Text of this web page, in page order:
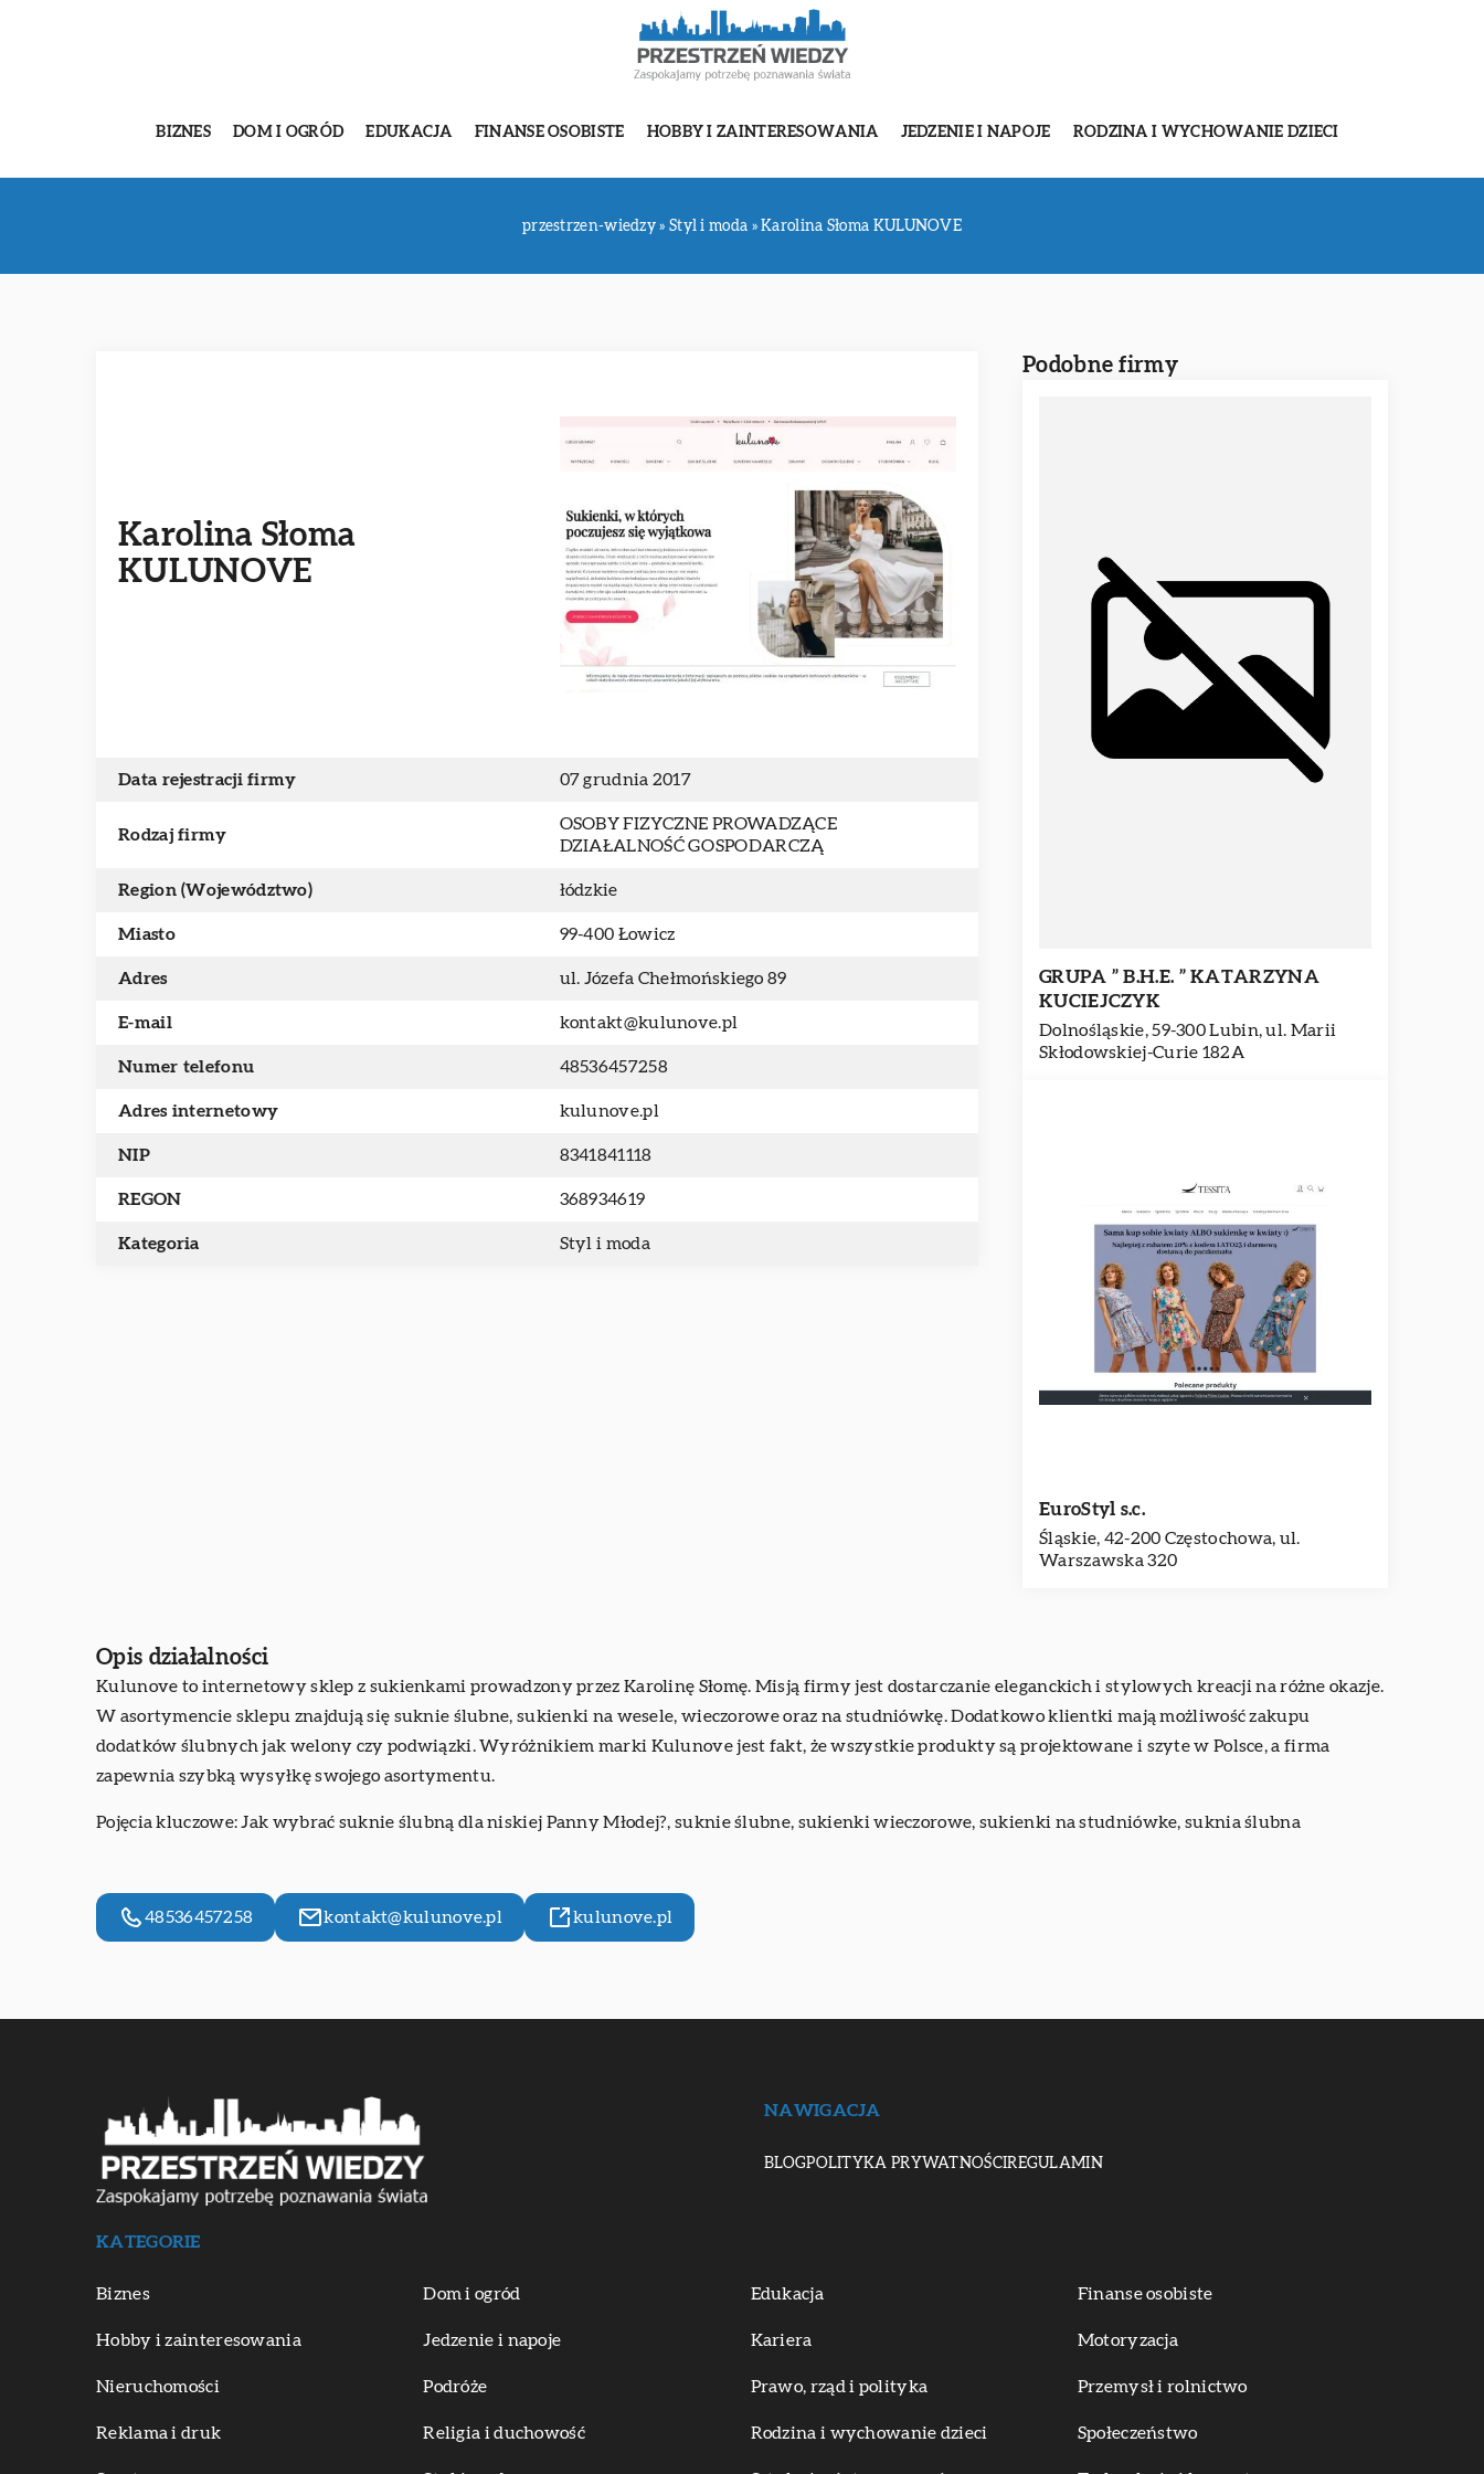
BIZNES DOM I OGRÓD EDUKACJA FINANSE OSOBISTE HOBBY I ZAINTERESOWANIA JEDZENIE I NAPOJE RODZINA I WYCHOWANIE DZIECI
przestrzen-wiedzy » Styl i moda »Karolina Słoma KULUNOVE
Karolina Słoma
KULUNOVE
Data rejestracji firmy 07 grudnia 2017
Rodzaj firmy
OSOBY FIZYCZNE PROWADZĄCE
DZIAŁALNOŚĆ GOSPODARCZĄ
Region (Województwo) łódzkie
Miasto 99-400 Łowicz
Adres ul. Józefa Chełmońskiego 89
E-mail kontakt@kulunove.pl
Numer telefonu 48536457258
Adres internetowy kulunove.pl
NIP 8341841118
REGON 368934619
Kategoria Styl i moda
Podobne firmy
GRUPA ” B.H.E. ” KATARZYNA
KUCIEJCZYK
Dolnośląskie, 59-300 Lubin, ul. Marii
Skłodowskiej-Curie 182A
EuroStyl s.c.
Śląskie, 42-200 Częstochowa, ul.
Warszawska 320
Opis działalności
Kulunove to internetowy sklep z sukienkami prowadzony przez Karolinę Słomę. Misją firmy jest dostarczanie eleganckich i stylowych kreacji na różne okazje.
W asortymencie sklepu znajdują się suknie ślubne, sukienki na wesele, wieczorowe oraz na studniówkę. Dodatkowo klientki mają możliwość zakupu
dodatków ślubnych jak welony czy podwiązki. Wyróżnikiem marki Kulunove jest fakt, że wszystkie produkty są projektowane i szyte w Polsce, a firma
zapewnia szybką wysyłkę swojego asortymentu.
Pojęcia kluczowe:Jak wybrać suknie ślubną dla niskiej Panny Młodej?, suknie ślubne, sukienki wieczorowe, sukienki na studniówke, suknia ślubna
48536457258 kontakt@kulunove.pl kulunove.pl
NAWIGACJA
BLOGPOLITYKA PRYWATNOŚCIREGULAMIN
KATEGORIE
Biznes Dom i ogród Edukacja Finanse osobiste
Hobby i zainteresowania Jedzenie i napoje Kariera Motoryzacja
Nieruchomości Podróże Prawo, rząd i polityka Przemysł i rolnictwo
Reklama i druk Religia i duchowość Rodzina i wychowanie dzieci Społeczeństwo